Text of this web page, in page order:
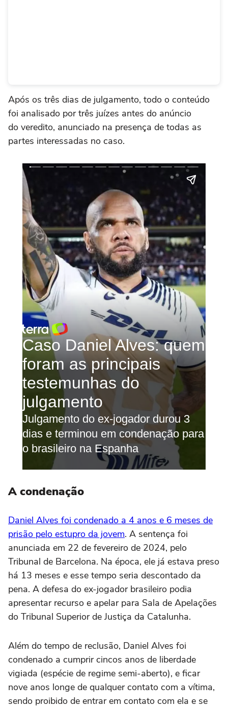
Após os três dias de julgamento, todo o conteúdo
foi analisado por três juízes antes do anúncio
do veredito, anunciado na presença de todas as
partes interessadas no caso.
A condenação
Daniel Alves foi condenado a 4 anos e 6 meses de
prisão pelo estupro da jovem. A sentença foi
anunciada em 22 de fevereiro de 2024, pelo
Tribunal de Barcelona. Na época, ele já estava preso
há 13 meses e esse tempo seria descontado da
pena. A defesa do ex-jogador brasileiro podia
apresentar recurso e apelar para Sala de Apelações
do Tribunal Superior de Justiça da Catalunha.
Além do tempo de reclusão, Daniel Alves foi
condenado a cumprir cincos anos de liberdade
vigiada (espécie de regime semi-aberto), e ficar
nove anos longe de qualquer contato com a vítima,
sendo proibido de entrar em contato com ela e se